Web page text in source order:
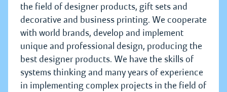
the field of designer products, gift sets and
decorative and business printing. We cooperate
with world brands, develop and implement
unique and professional design, producing the
best designer products. We have the skills of
systems thinking and many years of experience
in implementing complex projects in the field of